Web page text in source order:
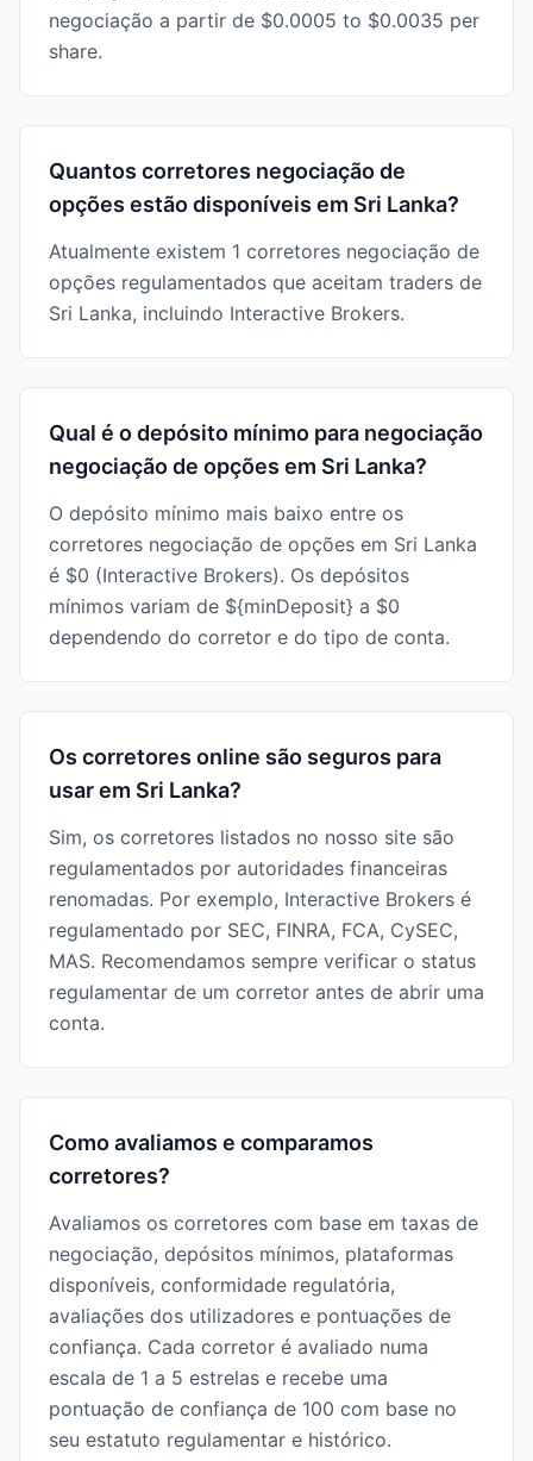
negociação a partir de $0.0005 to $0.0035 per
share.
Quantos corretores negociação de
opções estão disponíveis em Sri Lanka?
Atualmente existem 1 corretores negociação de
opções regulamentados que aceitam traders de
Sri Lanka, incluindo Interactive Brokers.
Qual é o depósito mínimo para negociação
negociação de opções em Sri Lanka?
O depósito mínimo mais baixo entre os
corretores negociação de opções em Sri Lanka
é $0 (Interactive Brokers). Os depósitos
mínimos variam de ${minDeposit} a $0
dependendo do corretor e do tipo de conta.
Os corretores online são seguros para
usar em Sri Lanka?
Sim, os corretores listados no nosso site são
regulamentados por autoridades financeiras
renomadas. Por exemplo, Interactive Brokers é
regulamentado por SEC, FINRA, FCA, CySEC,
MAS. Recomendamos sempre verificar o status
regulamentar de um corretor antes de abrir uma
conta.
Como avaliamos e comparamos
corretores?
Avaliamos os corretores com base em taxas de
negociação, depósitos mínimos, plataformas
disponíveis, conformidade regulatória,
avaliações dos utilizadores e pontuações de
confiança. Cada corretor é avaliado numa
escala de 1 a 5 estrelas e recebe uma
pontuação de confiança de 100 com base no
seu estatuto regulamentar e histórico.